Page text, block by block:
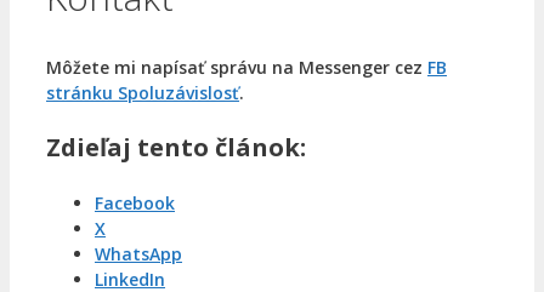
Môžete mi napísať správu na Messenger cez FB
stránku Spoluzávislosť.
Zdieľaj tento článok:
Facebook
X
WhatsApp
LinkedIn